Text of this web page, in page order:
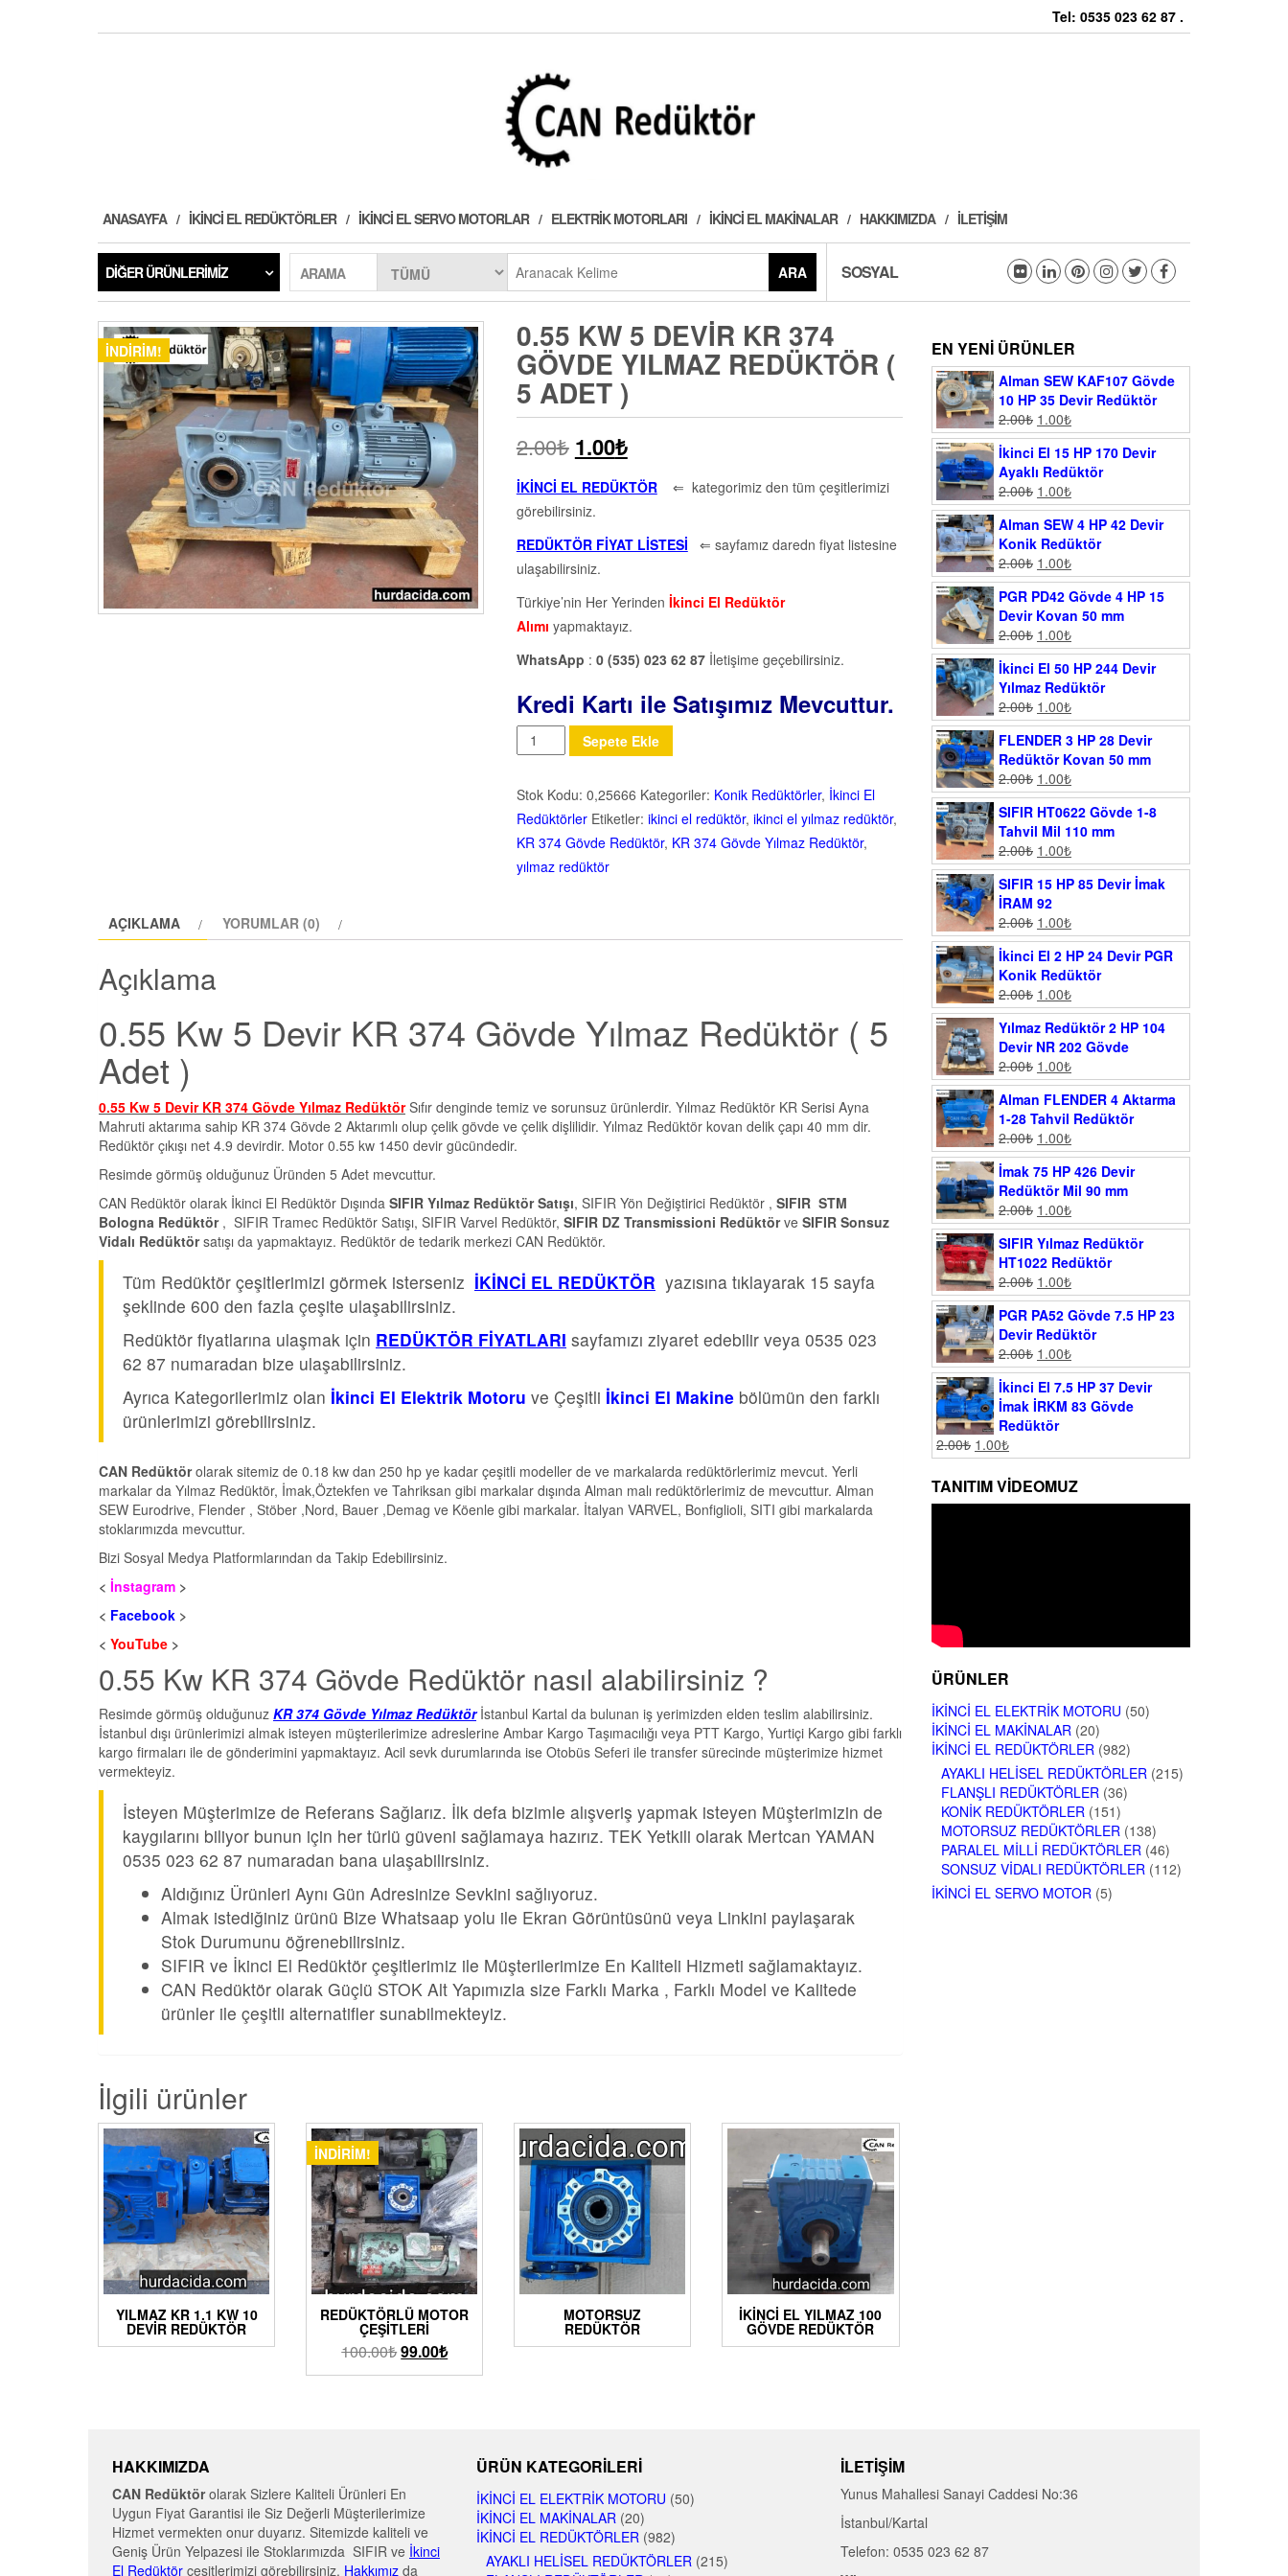
Tel: 0535 023 62 87 .
ANASAYFA İKINCI EL REDÜKTÖRLER İKINCI EL SERVO MOTORLAR ELEKTRIK MOTORLARI İKINCI EL MAKINALAR HAKKIMIZDA İLETIŞIM
DIĞER ÜRÜNLERIMIZ ARAMA ARA SOSYAL
İNDIRIM! 0.55 KW 5 DEVIR KR 374
GÖVDE YILMAZ REDÜKTÖR (
5 ADET )
2.00₺ 1.00₺
İKİNCİ EL REDÜKTÖR⇐ kategorimiz den tüm çeşitlerimizi
görebilirsiniz.
REDÜKTÖR FİYAT LİSTESİ ⇐ sayfamız daredn fiyat listesine
ulaşabilirsiniz.
Türkiye’nin Her Yerinden İkinci El Redüktör
Alımı yapmaktayız.
WhatsApp : 0 (535) 023 62 87 İletişime geçebilirsiniz.
Kredi Kartı ile Satışımız Mevcuttur.
Miktar Sepete Ekle
Stok Kodu: 0,25666 Kategoriler: Konik Redüktörler, İkinci El
Redüktörler Etiketler: ikinci el redüktör, ikinci el yılmaz redüktör,
KR 374 Gövde Redüktör, KR 374 Gövde Yılmaz Redüktör,
yılmaz redüktör
AÇIKLAMA YORUMLAR (0)
Açıklama
0.55 Kw 5 Devir KR 374 Gövde Yılmaz Redüktör ( 5
Adet )
0.55 Kw 5 Devir KR 374 Gövde Yılmaz RedüktörSıfır denginde temiz ve sorunsuz ürünlerdir. Yılmaz Redüktör KR Serisi Ayna
Mahruti aktarıma sahip KR 374 Gövde 2 Aktarımlı olup çelik gövde ve çelik dişlilidir. Yılmaz Redüktör kovan delik çapı 40 mm dir.
Redüktör çıkışı net 4.9 devirdir. Motor 0.55 kw 1450 devir gücündedir.
Resimde görmüş olduğunuz Üründen 5 Adet mevcuttur.
CAN Redüktör olarak İkinci El Redüktör Dışında SIFIR Yılmaz Redüktör Satışı, SIFIR Yön Değiştirici Redüktör , SIFIR STM
Bologna Redüktör, SIFIR Tramec Redüktör Satışı, SIFIR Varvel Redüktör, SIFIR DZ Transmissioni Redüktörve SIFIR Sonsuz
Vidalı Redüktörsatışı da yapmaktayız. Redüktör de tedarik merkezi CAN Redüktör.
Tüm Redüktör çeşitlerimizi görmek isterseniz İKİNCİ EL REDÜKTÖR yazısına tıklayarak 15 sayfa
şeklinde 600 den fazla çeşite ulaşabilirsiniz.
Redüktör fiyatlarına ulaşmak için REDÜKTÖR FİYATLARI sayfamızı ziyaret edebilir veya 0535 023
62 87 numaradan bize ulaşabilirsiniz.
Ayrıca Kategorilerimiz olan İkinci El Elektrik Motoru ve Çeşitli İkinci El Makine bölümün den farklı
ürünlerimizi görebilirsiniz.
CAN Redüktörolarak sitemiz de 0.18 kw dan 250 hp ye kadar çeşitli modeller de ve markalarda redüktörlerimiz mevcut. Yerli
markalar da Yılmaz Redüktör, İmak,Öztekfen ve Tahriksan gibi markalar dışında Alman malı redüktörlerimiz de mevcuttur. Alman
SEW Eurodrive, Flender , Stöber ,Nord, Bauer ,Demag ve Köenle gibi markalar. İtalyan VARVEL, Bonfiglioli, SITI gibi markalarda
stoklarımızda mevcuttur.
Bizi Sosyal Medya Platformlarından da Takip Edebilirsiniz.
< İnstagram >
< Facebook >
< YouTube >
0.55 Kw KR 374 Gövde Redüktör nasıl alabilirsiniz ?
Resimde görmüş olduğunuz KR 374 Gövde Yılmaz Redüktörİstanbul Kartal da bulunan iş yerimizden elden teslim alabilirsiniz.
İstanbul dışı ürünlerimizi almak isteyen müşterilerimize adreslerine Ambar Kargo Taşımacılığı veya PTT Kargo, Yurtiçi Kargo gibi farklı
kargo firmaları ile de gönderimini yapmaktayız. Acil sevk durumlarında ise Otobüs Seferi ile transfer sürecinde müşterimize hizmet
vermekteyiz.
İsteyen Müşterimize de Referans Sağlarız. İlk defa bizimle alışveriş yapmak isteyen Müşterimizin de
kaygılarını biliyor bunun için her türlü güveni sağlamaya hazırız. TEK Yetkili olarak Mertcan YAMAN
0535 023 62 87 numaradan bana ulaşabilirsiniz.
Aldığınız Ürünleri Aynı Gün Adresinize Sevkini sağlıyoruz.
Almak istediğiniz ürünü Bize Whatsaap yolu ile Ekran Görüntüsünü veya Linkini paylaşarak
Stok Durumunu öğrenebilirsiniz.
SIFIR ve İkinci El Redüktör çeşitlerimiz ile Müşterilerimize En Kaliteli Hizmeti sağlamaktayız.
CAN Redüktör olarak Güçlü STOK Alt Yapımızla size Farklı Marka , Farklı Model ve Kalitede
ürünler ile çeşitli alternatifler sunabilmekteyiz.
İlgili ürünler
YILMAZ KR 1.1 KW 10
DEVIR REDÜKTÖR
İNDIRIM!
REDÜKTÖRLÜ MOTOR
ÇEŞITLERI
100.00₺99.00₺
MOTORSUZ
REDÜKTÖR
İKINCI EL YILMAZ 100
GÖVDE REDÜKTÖR
EN YENI ÜRÜNLER
Alman SEW KAF107 Gövde
10 HP 35 Devir Redüktör
2.00₺ 1.00₺
İkinci El 15 HP 170 Devir
Ayaklı Redüktör
2.00₺ 1.00₺
Alman SEW 4 HP 42 Devir
Konik Redüktör
2.00₺ 1.00₺
PGR PD42 Gövde 4 HP 15
Devir Kovan 50 mm
2.00₺ 1.00₺
İkinci El 50 HP 244 Devir
Yılmaz Redüktör
2.00₺ 1.00₺
FLENDER 3 HP 28 Devir
Redüktör Kovan 50 mm
2.00₺ 1.00₺
SIFIR HT0622 Gövde 1-8
Tahvil Mil 110 mm
2.00₺ 1.00₺
SIFIR 15 HP 85 Devir İmak
İRAM 92
2.00₺ 1.00₺
İkinci El 2 HP 24 Devir PGR
Konik Redüktör
2.00₺ 1.00₺
Yılmaz Redüktör 2 HP 104
Devir NR 202 Gövde
2.00₺ 1.00₺
Alman FLENDER 4 Aktarma
1-28 Tahvil Redüktör
2.00₺ 1.00₺
İmak 75 HP 426 Devir
Redüktör Mil 90 mm
2.00₺ 1.00₺
SIFIR Yılmaz Redüktör
HT1022 Redüktör
2.00₺ 1.00₺
PGR PA52 Gövde 7.5 HP 23
Devir Redüktör
2.00₺ 1.00₺
İkinci El 7.5 HP 37 Devir
İmak İRKM 83 Gövde
Redüktör
2.00₺ 1.00₺
TANITIM VIDEOMUZ
ÜRÜNLER
İKINCI EL ELEKTRIK MOTORU (50)
İKINCI EL MAKINALAR (20)
İKINCI EL REDÜKTÖRLER (982)
AYAKLI HELISEL REDÜKTÖRLER (215)
FLANŞLI REDÜKTÖRLER (36)
KONIK REDÜKTÖRLER (151)
MOTORSUZ REDÜKTÖRLER (138)
PARALEL MILLI REDÜKTÖRLER (46)
SONSUZ VIDALI REDÜKTÖRLER (112)
İKINCI EL SERVO MOTOR (5)
HAKKIMIZDA
CAN Redüktörolarak Sizlere Kaliteli Ürünleri En
Uygun Fiyat Garantisi ile Siz Değerli Müşterilerimize
Hizmet vermekten onur duyarız. Sitemizde kaliteli ve
Geniş Ürün Yelpazesi ile Stoklarımızda SIFIR ve İkinci
El Redüktör çeşitlerimizi görebilirsiniz. Hakkımız da
ÜRÜN KATEGORILERI
İKINCI EL ELEKTRIK MOTORU (50)
İKINCI EL MAKINALAR (20)
İKINCI EL REDÜKTÖRLER (982)
AYAKLI HELISEL REDÜKTÖRLER (215)
İLETIŞIM
Yunus Mahallesi Sanayi Caddesi No:36
İstanbul/Kartal
Telefon: 0535 023 62 87